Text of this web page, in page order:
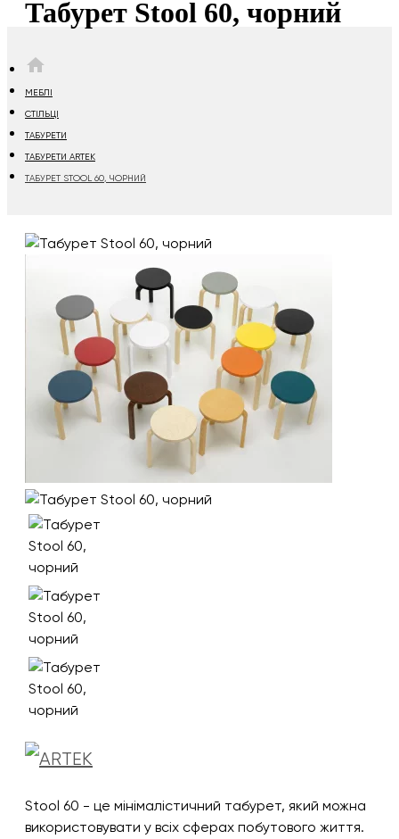
Табурет Stool 60, чорний
МЕБЛІ
СТІЛЬЦІ
ТАБУРЕТИ
ТАБУРЕТИ ARTEK
ТАБУРЕТ STOOL 60, ЧОРНИЙ
Stool 60 - це мінімалістичний табурет, який можна
використовувати у всіх сферах побутового життя.